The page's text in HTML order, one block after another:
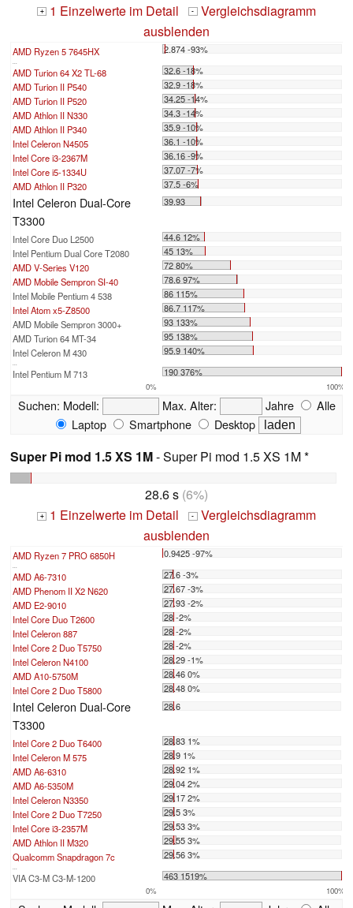
+ 1 Einzelwerte im Detail - Vergleichsdiagramm
ausblenden
AMD Ryzen 5 7645HX 2.874 -93%
AMD Turion 64 X2 TL-68
32.6 -18%
AMD Turion II P540
32.9 -18%
AMD Turion II P520
34.25 -14%
AMD Athlon II N330
34.3 -14%
AMD Athlon II P340
35.9 -10%
Intel Celeron N4505
36.1 -10%
Intel Core i3-2367M
36.16 -9%
Intel Core i5-1334U
37.07 -7%
AMD Athlon II P320
37.5 -6%
Intel Celeron Dual-Core
T3300
39.93
Intel Core Duo L2500
44.6 12%
Intel Pentium Dual Core T2080
45 13%
AMD V-Series V120
72 80%
AMD Mobile Sempron SI-40
78.6 97%
Intel Mobile Pentium 4 538
86 115%
Intel Atom x5-Z8500
86.7 117%
AMD Mobile Sempron 3000+
93 133%
AMD Turion 64 MT-34
95 138%
Intel Celeron M 430
95.9 140%
Intel Pentium M 713 190 376%
0% 100%
Suchen: Modell: Max. Alter: Jahre
Alle
Laptop
Smartphone Desktop
Super Pi mod 1.5 XS 1M- Super Pi mod 1.5 XS 1M *
28.6 s (6%)
+ 1 Einzelwerte im Detail - Vergleichsdiagramm
ausblenden
AMD Ryzen 7 PRO 6850H 0.9425 -97%
...
AMD A6-7310
27.6 -3%
AMD Phenom II X2 N620
27.67 -3%
AMD E2-9010
27.93 -2%
Intel Core Duo T2600
28 -2%
Intel Celeron 887
28 -2%
Intel Core 2 Duo T5750
28 -2%
Intel Celeron N4100
28.29 -1%
AMD A10-5750M
28.46 0%
Intel Core 2 Duo T5800
28.48 0%
Intel Celeron Dual-Core
T3300
28.6
Intel Core 2 Duo T6400
28.83 1%
Intel Celeron M 575
28.9 1%
AMD A6-6310
28.92 1%
AMD A6-5350M
29.04 2%
Intel Celeron N3350
29.17 2%
Intel Core 2 Duo T7250
29.5 3%
Intel Core i3-2357M
29.53 3%
AMD Athlon II M320
29.55 3%
Qualcomm Snapdragon 7c
29.56 3%
...
VIA C3-M C3-M-1200 463 1519%
0% 100%